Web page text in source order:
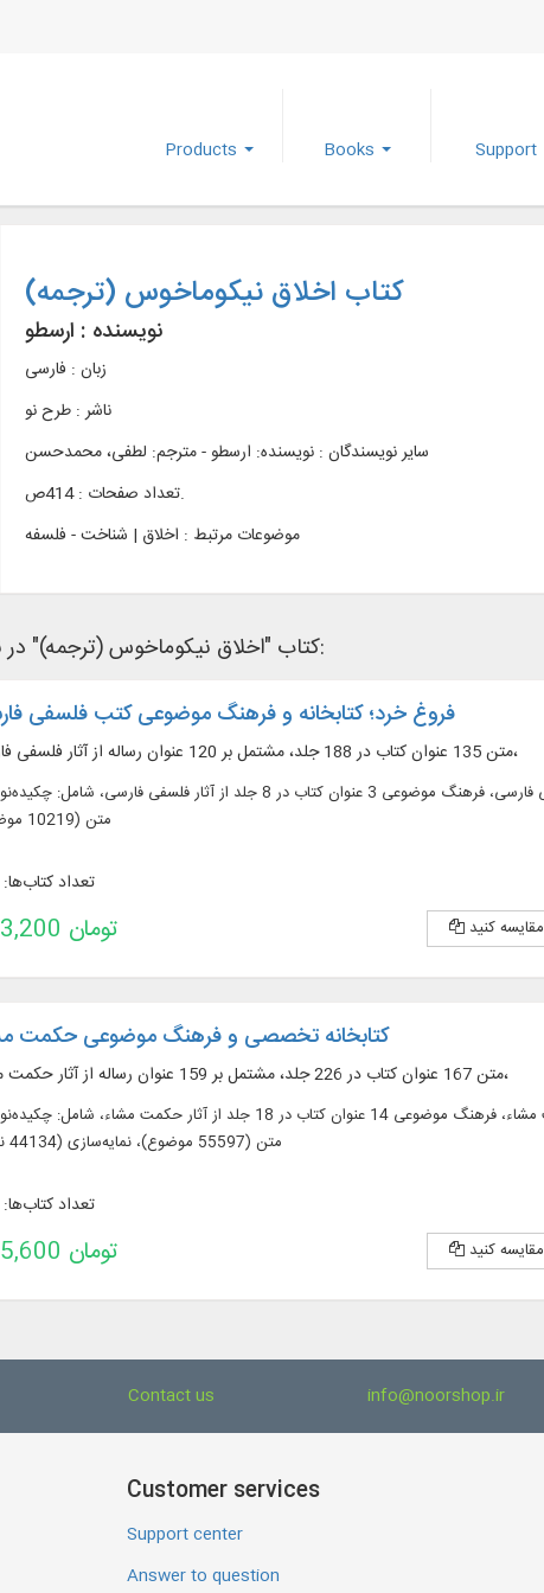
Products Books Support
کتاب اخلاق نیکوماخوس (ترجمه)
نویسنده : ارسطو
زبان : فارسی
ناشر : طرح نو
سایر نویسندگان : نویسنده: ارسطو - مترجم: لطفی، محمدحسن
تعداد صفحات : 414ص.
موضوعات مرتبط : اخلاق | شناخت - فلسفه
کتاب "اخلاق نیکوماخوس (ترجمه)" در نرم‌افزار های کتابخانه ای زیر وجود دارد:
فروغ خرد؛ کتابخانه و فرهنگ موضوعی کتب فلسفی
متن 135 عنوان کتاب در 188 جلد، مشتمل بر 120 عنوان رساله از آثار فلسفی فارسی،
متن 135 عنوان کتاب در 188 جلد، مشتمل بر 120 عنوان رساله از آثار فلسفی فارسی، فرهنگ موضوعی 3 عنوان کتاب در 8 جلد از آثار فلسفی فارسی،
متن (10219 موضوع)
تعداد کتاب‌ها: 135
193,200 تومان مقایسه کنید
کتابخانه تخصصی و فرهنگ موضوعی حکمت
متن 167 عنوان کتاب در 226 جلد، مشتمل بر 159 عنوان رساله از آثار حکمت مشاء،
متن 167 عنوان کتاب در 226 جلد، مشتمل بر 159 عنوان رساله از آثار حکمت مشاء، فرهنگ موضوعی 14 عنوان کتاب در 18 جلد از آثار حکمت
متن (55597 موضوع)، نمایه‌سازی (44134 نمایه)
تعداد کتاب‌ها: 167
195,600 تومان مقایسه کنید
Contact us info@noorshop.ir
Customer services
Support center
Answer to question